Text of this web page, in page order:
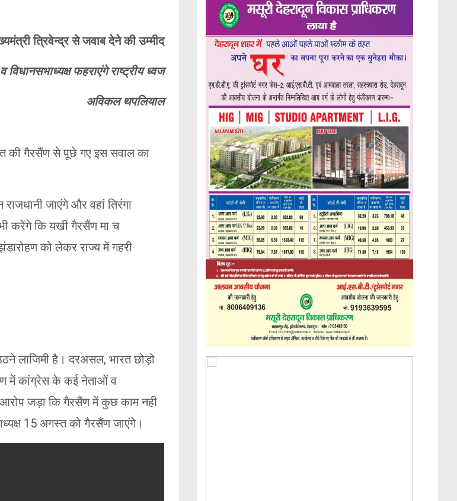
त्रिवेन्द्र से जवाब देने की उम्मीद
फहराएंगे राष्ट्रीय ध्वज
अविकल थपलियाल
की गैरसैंण से पूछे गए इस सवाल का
जाएंगे और वहां तिरंगा
करेंगे कि यखी गैरसैंण मा च
को लेकर राज्य में गहरी
लाजिमी है। दरअसल, भारत छोड़ो
में कांग्रेस के कई नेताओं व
आरोप जड़ा कि गैरसैंण में कुछ काम नही
15 अगस्त को गैरसैंण जाएंगे।